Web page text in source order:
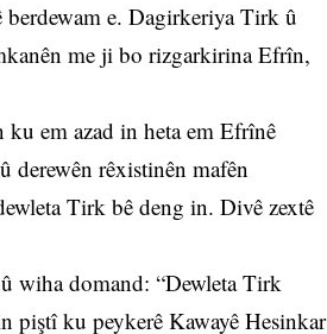
e. Dagirkeriya Tirk û
me ji bo rizgarkirina Efrîn,
em azad in heta em Efrînê
derewên rêxistinên mafên
Tirk bê deng in. Divê zextê
wiha domand: “Dewleta Tirk
piştî ku peykerê Kawayê Hesinkar